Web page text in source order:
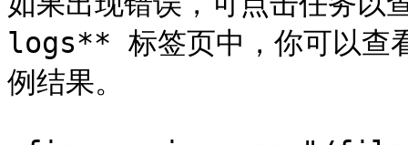
logs** 标签页中，你可以查
例结果。